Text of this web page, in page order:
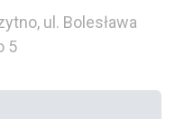
ul. Bolesława
5